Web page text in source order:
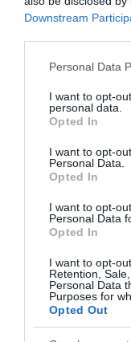
Downstream
Please note that
not limited to your
grant or deny
use your data for
consent section.
Personal Data
I want to opt-
personal data.
Opted In
I want to opt-
Personal Data.
Opted In
I want to opt-
Personal Data
Opted In
I want to opt-
Retention,
Personal Data
Purposes for
Opted Out